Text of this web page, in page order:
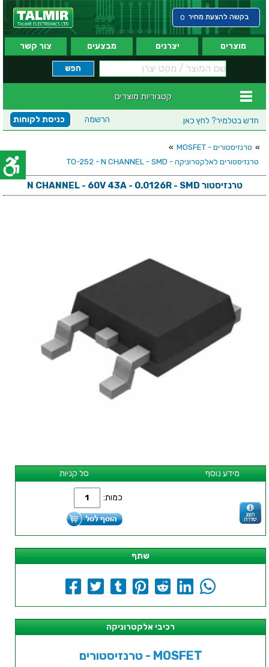
בקשה להצעת מחיר 0
מוצרים יצרנים מבצעים צור קשר
קטגוריות מוצרים
חדש בטלמיר? לחץ כאן כניסת לקוחות הרשמה
» טרנזיסטורים - MOSFET
»
טרנזיסטורים לאלקטרוניקה - TO-252 - N CHANNEL - SMD
טרנזיסטור N CHANNEL - 60V 43A - 0.0126R - SMD
סל קניות מידע נוסף
כמות:
שתף
רכיבי אלקטרוניקה
טרנזיסטורים - MOSFET